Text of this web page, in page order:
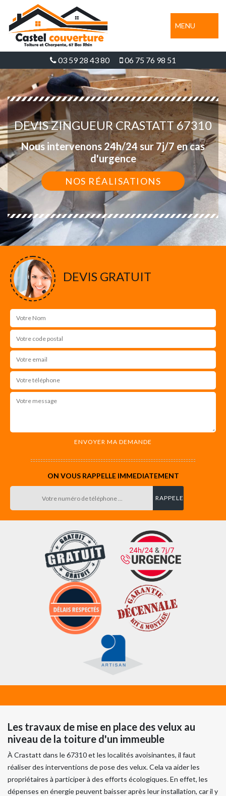
MENU
03 59 28 43 80 06 75 76 98 51
DEVIS ZINGUEUR CRASTATT 67310
Nous intervenons 24h/24 sur 7j/7 en cas
d'urgence
NOS RÉALISATIONS
DEVIS GRATUIT
ON VOUS RAPPELLE IMMEDIATEMENT
Les travaux de mise en place des velux au
niveau de la toiture d'un immeuble
À Crastatt dans le 67310 et les localités avoisinantes, il faut
réaliser des interventions de pose des velux. Cela va aider les
propriétaires à participer à des efforts écologiques. En effet, les
dépenses en énergie peuvent baisser après leur installation, car il y